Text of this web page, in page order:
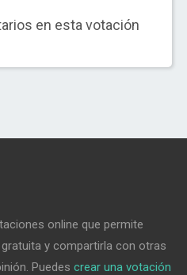
en esta votación
online que permite
y compartirla con otras
Puedescrear una votación